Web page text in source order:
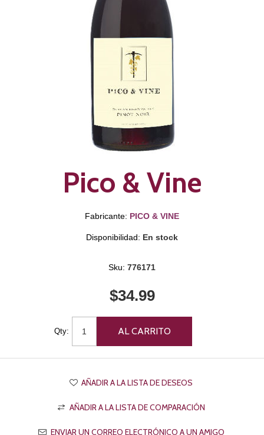
Pico & Vine
Fabricante: PICO & VINE
Disponibilidad: En stock
Sku: 776171
$34.99
Qty: